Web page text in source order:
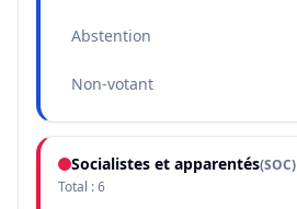
Abstention
Non-votant
Socialistes et apparentés(SOC)
Total :6